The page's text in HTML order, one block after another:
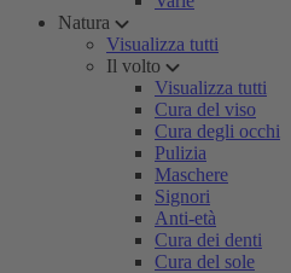
Natura
Visualizza tutti
Il volto
Visualizza tutti
Cura del viso
Cura degli occhi
Pulizia
Maschere
Signori
Anti-età
Cura dei denti
Cura del sole